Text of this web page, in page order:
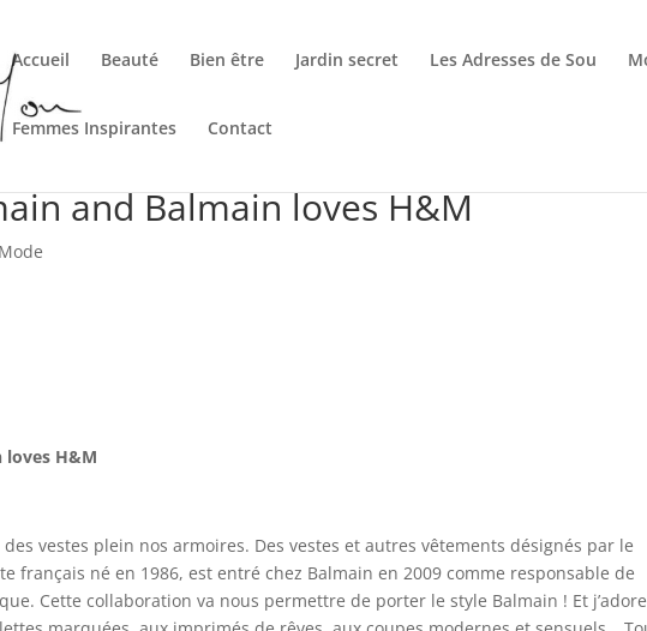
Accueil Beauté Bien être Jardin secret Les Adresses de Sou
Femmes Inspirantes Contact
and Balmain loves H&M
Mode
loves H&M
vestes plein nos armoires. Des vestes et autres vêtements désignés par le
français né en 1986, est entré chez Balmain en 2009 comme responsable de
Cette collaboration va nous permettre de porter le style Balmain ! Et j’adore